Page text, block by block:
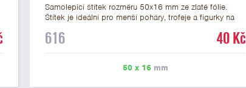
Samolepicí štítek rozměru 50x16 mm ze zlaté fólie.
Štítek je ideální pro menší poháry, trofeje a figurky na
vypálit libovolné logo nebo text. U textu doporučujeme
případné další podklady pro výrobu štítku je možné
616 40 Kč
50 x 16mm